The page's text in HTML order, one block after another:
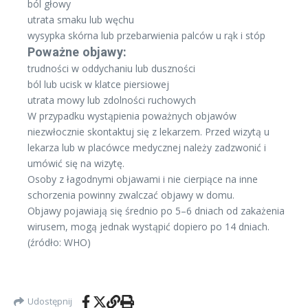
ból głowy
utrata smaku lub węchu
wysypka skórna lub przebarwienia palców u rąk i stóp
Poważne objawy:
trudności w oddychaniu lub duszności
ból lub ucisk w klatce piersiowej
utrata mowy lub zdolności ruchowych
W przypadku wystąpienia poważnych objawów
niezwłocznie skontaktuj się z lekarzem. Przed wizytą u
lekarza lub w placówce medycznej należy zadzwonić i
umówić się na wizytę.
Osoby z łagodnymi objawami i nie cierpiące na inne
schorzenia powinny zwalczać objawy w domu.
Objawy pojawiają się średnio po 5–6 dniach od zakażenia
wirusem, mogą jednak wystąpić dopiero po 14 dniach.
(źródło: WHO)
Udostępnij